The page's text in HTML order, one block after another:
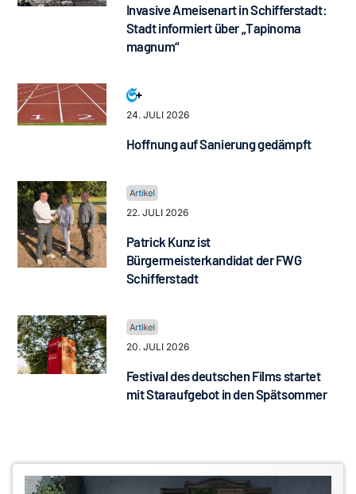
Invasive Ameisenart in Schifferstadt:
Stadt informiert über „Tapinoma
magnum“
24. JULI 2026
Hoffnung auf Sanierung gedämpft
22. JULI 2026
Patrick Kunz ist
Bürgermeisterkandidat der FWG
Schifferstadt
20. JULI 2026
Festival des deutschen Films startet
mit Staraufgebot in den Spätsommer